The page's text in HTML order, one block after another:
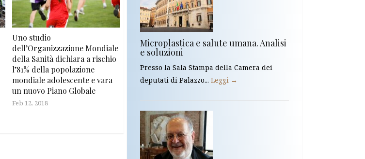
Uno studio
dell’Organizzazione Mondiale
della Sanità dichiara a rischio
l’81% della popolazione
mondiale adolescente e vara
un nuovo Piano Globale
Feb 12, 2018
Microplastica e salute umana. Analisi
e soluzioni
Presso la Sala Stampa della Camera dei
deputati di Palazzo... Leggi →